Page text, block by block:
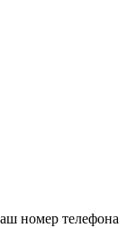
номер телефона